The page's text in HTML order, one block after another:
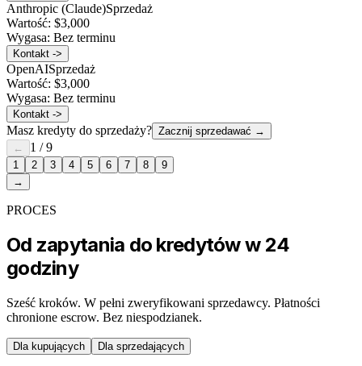
Anthropic (Claude)Sprzedaż
Wartość: $3,000
Wygasa: Bez terminu
Kontakt ->
OpenAISprzedaż
Wartość: $3,000
Wygasa: Bez terminu
Kontakt ->
Masz kredyty do sprzedaży? Zacznij sprzedawać →
←
1 /9
1 2 3 4 5 6 7 8
9
→
PROCES
Od zapytania do kredytów w 24
godziny
Sześć kroków. W pełni zweryfikowani sprzedawcy. Płatności
chronione escrow. Bez niespodzianek.
Dla kupujących Dla sprzedających